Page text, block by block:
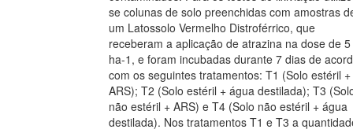
se colunas de solo preenchidas com amostras
um Latossolo Vermelho Distroférrico, que
receberam a aplicação de atrazina na dose de
ha-1, e foram incubadas durante 7 dias de
com os seguintes tratamentos: T1 (Solo estéril +
ARS); T2 (Solo estéril + água destilada); T3
não estéril + ARS) e T4 (Solo não estéril + água
destilada). Nos tratamentos T1 e T3 a